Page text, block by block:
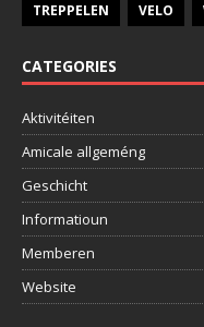
TREPPELEN VELO
CATEGORIES
Aktivitéiten
Amicale allgeméng
Geschicht
Informatioun
Memberen
Website